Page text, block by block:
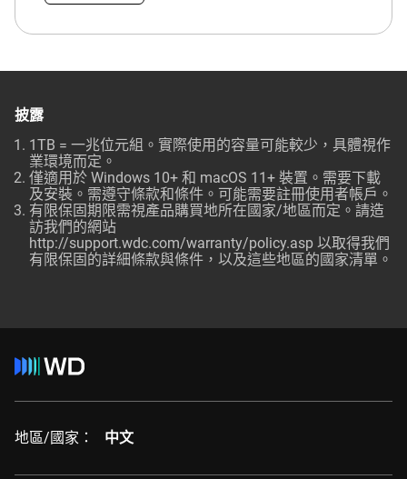
披露
1TB = 一兆位元組。實際使用的容量可能較少，具體視作
業環境而定。
僅適用於 Windows 10+ 和 macOS 11+ 裝置。需要下載
及安裝。需遵守條款和條件。可能需要註冊使用者帳戶。
有限保固期限需視產品購買地所在國家/地區而定。請造
訪我們的網站
http://support.wdc.com/warranty/policy.asp 以取得我們
有限保固的詳細條款與條件，以及這些地區的國家清單。
地區/國家： 中文